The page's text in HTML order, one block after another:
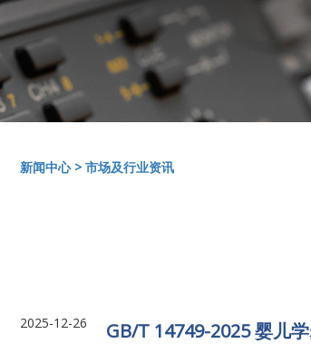
新闻中心 >市场及行业资讯
GB/T 14749-2025 婴儿
2025-12-26